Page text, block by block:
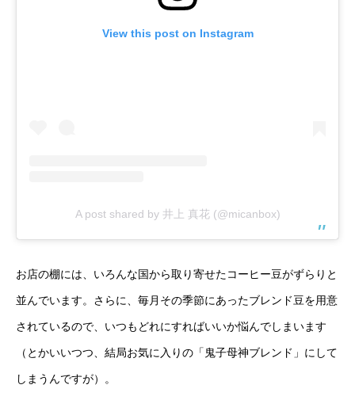
View this post on Instagram
A post shared by 井上 真花 (@micanbox)
お店の棚には、いろんな国から取り寄せたコーヒー豆がずらりと
並んでいます。さらに、毎月その季節にあったブレンド豆を用意
されているので、いつもどれにすればいいか悩んでしまいます
（とかいいつつ、結局お気に入りの「鬼子母神ブレンド」にして
しまうんですが）。